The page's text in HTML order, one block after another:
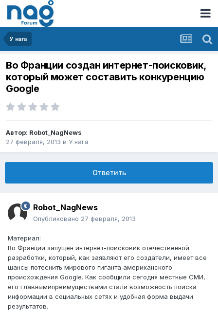
У нага
Во Франции создан интернет-поисковик,
который может составить конкуренцию
Google
Автор: Robot_NagNews
27 февраля, 2013 в У нага
Ответить
Robot_NagNews
Опубликовано 27 февраля, 2013
Материал:
Во Франции запущен интернет-поисковик отечественной
разработки, который, как заявляют его создатели, имеет все
шансы потеснить мирового гиганта американского
происхождения Google. Как сообщили сегодня местные СМИ,
его главнымипреимуществами стали возможность поиска
информации в социальных сетях и удобная форма выдачи
результатов.